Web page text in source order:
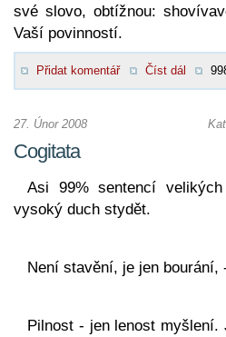
své slovo, obtížnou:
Vaší povinností.
Přidat komentář Číst dál
27. Únor 2008
Cogitata
Asi 99% sentencí
vysoký duch stydět.
Není stavění, je jen
Pilnost - jen lenost